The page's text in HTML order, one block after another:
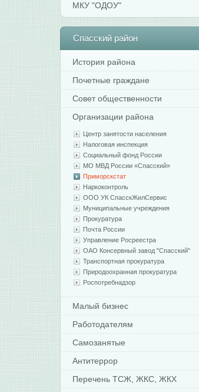
МКУ "ОДОУ"
Спасский район
История района
Почетные граждане
Совет общественности
Организации района
Центр занятости населения
Налоговая инспекция
Социальный фонд России
МО МВД России «Спасский»
Приморскстат
Наркоконтроль
ООО УК СпасскЖилСервис
Муниципальные учреждения
Прокуратура
Почта России
Управление Росреестра
ОАО Консервный завод "Спасский"
Транспортная прокуратура
Природоохранная прокуратура
Роспотребнадзор
Малый бизнес
Работодателям
Самозанятые
Антитеррор
Перечень ТСЖ, ЖКС, ЖКХ